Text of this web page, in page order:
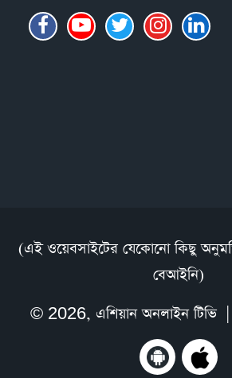
(এই ওয়েবসাইটের যেকোনো কিছু
বেআইনি)
© 2026, এশিয়ান অনলাইন টিভি|